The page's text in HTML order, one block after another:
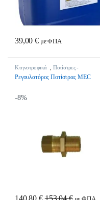
39,00€ με ΦΠΑ
Κτηνοτροφικά
Ποτίστρες -
Ρεγουλατόρος Ποτίστρας MEC
-8%
140,80€ 153,04€